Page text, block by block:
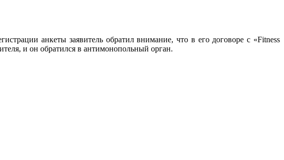
анкеты заявитель обратил внимание, что в его договоре с «Fitness
и он обратился в антимонопольный орган.